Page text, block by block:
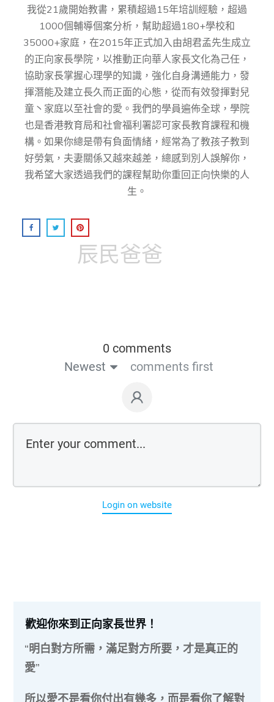
我從21歲開始教書，累積超過15年培訓經驗，超過
1000個輔導個案分析，幫助超過180+學校和
35000+家庭，在2015年正式加入由胡君孟先⽣成⽴
的正向家⻑學院，以推動正向華⼈家⻑⽂化為⼰任，
協助家⻑掌握⼼理學的知識，強化⾃身溝通能⼒，發
揮潛能及建⽴⻑久⽽正⾯的⼼態，從而有效發揮對兒
童丶家庭以至社會的愛。我們的學員遍佈全球，學院
也是香港教育局和社會福利署認可家長教育課程和機
構。如果你總是帶有負面情緒，經常為了教孩子教到
好勞氣，夫妻關係又越來越差，總感到別人誤解你，
我希望大家透過我們的課程幫助你重回正向快樂的人
生。
辰民爸爸
0 comments
Newest
comments first
Login on website
歡迎你來到正向家長世界！
“明白對方所需，滿足對方所要，才是真正的
愛”
所以愛不是看你付出有幾多，而是看你了解對